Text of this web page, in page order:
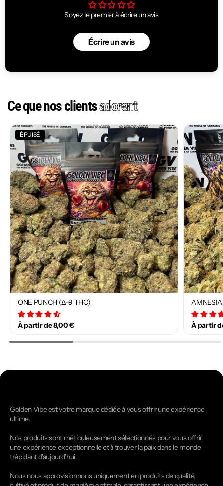
Soyez le premier à écrire un avis
Écrire un avis
Ce que nos clientsadorent
ÉPUISÉ
ONE PUNCH (Δ-9 THC)
À partir de 8,00 € À partir
Golden Vibe est votre marque dédiée à vous offrir une expérience
ultime.
Nos produits sont méticuleusement sélectionnés pour vous offrir
une expérience exceptionnelle et à trouver la paix dans le monde
trépidant d'aujourd'hui.
Nous nous approvisionnons uniquement en produits de qualité,